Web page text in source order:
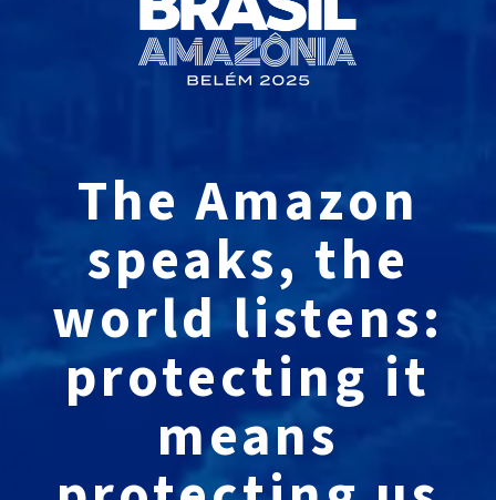
The Amazon
speaks, the
world listens:
protecting it
means